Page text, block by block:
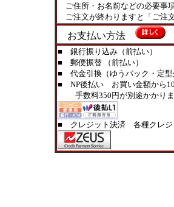
ご住所・お名前などの必要事
ご注文が終わりますと「ご注
お支払い方法
■ 銀行振り込み（前払い）
■ 郵便振替 （前払い）
■ 代金引換（ゆうパック・定型
■ NP後払い お買い金額から10
手数料350円が別途かかりま
■ クレジット決済 各種クレジ